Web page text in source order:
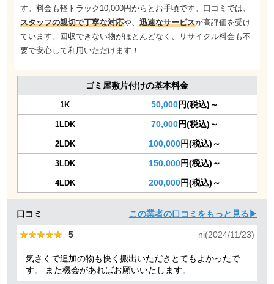
す。料金も軽トラック10,000円からとお手頃です。口コミでは、
スタッフの親切で丁寧な対応や、 迅速なサービスが高評価を受け
ています。回収できない物がほとんどなく、リサイクル料金も不
要で安心して利用いただけます！
ゴミ屋敷片付けの基本料金
1K 50,000円(税込)～
1LDK 70,000円(税込)～
2LDK 100,000円(税込)～
3LDK 150,000円(税込)～
4LDK 200,000円(税込)～
口コミ この業者の口コミをもっと見る▶
★★★★★
★★★★★ 5 ni(2024/11/23)
気さくで追加の物も快く搬出いただきとてもよかったで
す。 また機会があればお願いいたします。